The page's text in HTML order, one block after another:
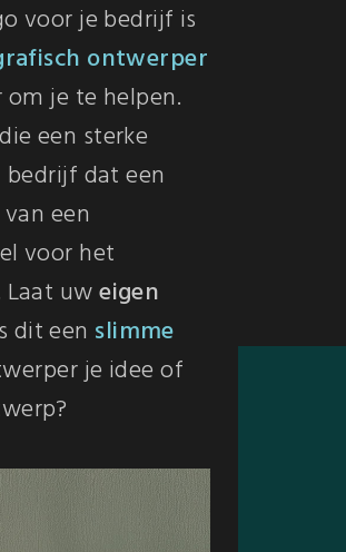
voor je bedrijf is
ontwerper
je te helpen.
een sterke
dat een
een
voor het
Laat uweigen
dit een slimme
je idee of